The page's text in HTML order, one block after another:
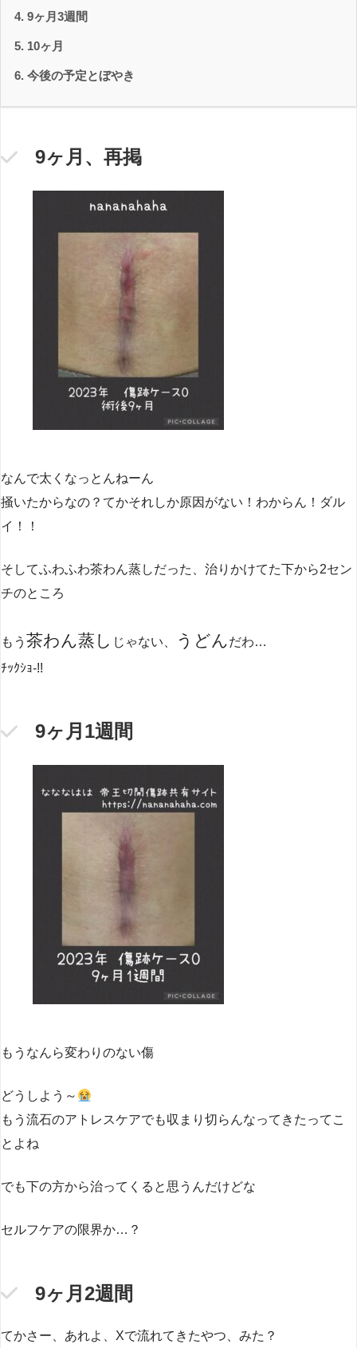
9ヶ月3週間
10ヶ月
今後の予定とぼやき
9ヶ月、再掲
なんで太くなっとんねーん
掻いたからなの？てかそれしか原因がない！わからん！ダル
イ！！
そしてふわふわ茶わん蒸しだった、治りかけてた下から2セン
チのところ
もう 茶わん蒸し じゃない、 うどんだわ…
ﾁｯｸｼｮ‐!!
9ヶ月1週間
もうなんら変わりのない傷
どうしよう～
もう流石のアトレスケアでも収まり切らんなってきたってこ
とよね
でも下の方から治ってくると思うんだけどな
セルフケアの限界か…？
9ヶ月2週間
てかさー、あれよ、Xで流れてきたやつ、みた？